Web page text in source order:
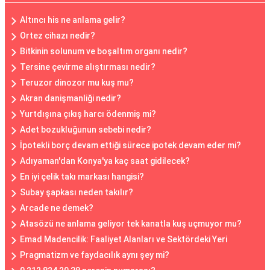
Altıncı his ne anlama gelir?
Ortez cihazı nedir?
Bitkinin solunum ve boşaltım organı nedir?
Tersine çevirme alıştırması nedir?
Teruzor dinozor mu kuş mu?
Akran danişmanliği nedir?
Yurtdışına çıkış harcı ödenmiş mi?
Adet bozukluğunun sebebi nedir?
İpotekli borç devam ettiği sürece ipotek devam eder mi?
Adıyaman'dan Konya'ya kaç saat gidilecek?
En iyi çelik takı markası hangisi?
Subay şapkası neden takılır?
Arcade ne demek?
Atasözü ne anlama geliyor tek kanatla kuş uçmuyor mu?
Emad Madencilik: Faaliyet Alanları ve Sektördeki Yeri
Pragmatizm ve faydacılık aynı şey mi?